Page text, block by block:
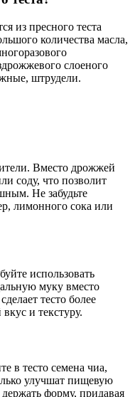
из пресного теста
количества масла,
слоеного
штрудели.
Вместо дрожжей
соду, что позволит
Не забудьте
лимонного сока или
использовать
муку вместо
тесто более
и текстуру.
в тесто семена чиа,
улучшат пищевую
форму, придавая